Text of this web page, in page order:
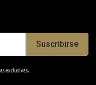
Suscribirse
exclusivas.